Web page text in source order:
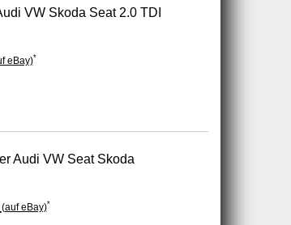
VW Skoda Seat 2.0 TDI
eBay)*
Audi VW Seat Skoda
(auf eBay)*